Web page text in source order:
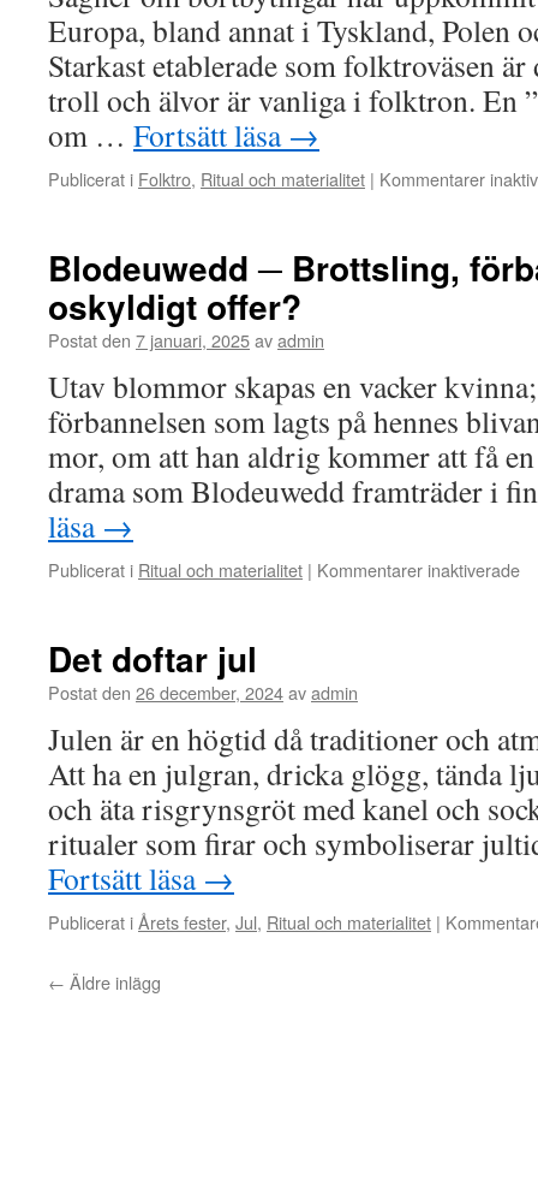
Europa, bland annat i Tyskland, Polen
Starkast etablerade som folktroväsen
troll och älvor är vanliga i folktron. En
om … Fortsätt läsa →
Publicerat i Folktro, Ritual och materialitet | Kommentarer
Blodeuwedd ─ Brottsling,
oskyldigt offer?
Postat den 7 januari, 2025avadmin
Utav blommor skapas en vacker
förbannelsen som lagts på hennes
mor, om att han aldrig kommer att få
drama som Blodeuwedd framträder i
läsa →
Publicerat i Ritual och materialitet | Kommentarer inaktiveradeför
Det doftar jul
Postat den 26 december, 2024avadmin
Julen är en högtid då traditioner och
Att ha en julgran, dricka glögg, tända
och äta risgrynsgröt med kanel och
ritualer som firar och symboliserar
Fortsätt läsa →
Publicerat iÅrets fester, Jul, Ritual och materialitet |
← Äldre inlägg